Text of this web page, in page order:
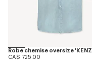
CA$ 725.00